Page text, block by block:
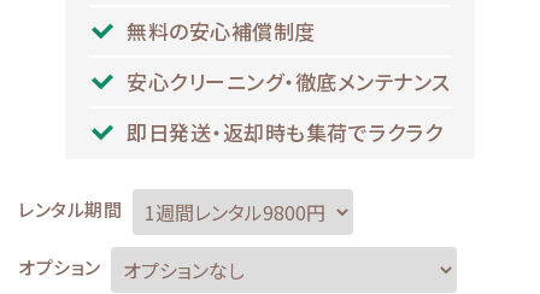
無料の安心補償制度
安心クリーニング・徹底メンテナンス
即日発送・返却時も集荷でラクラク
レンタル期間
オプション